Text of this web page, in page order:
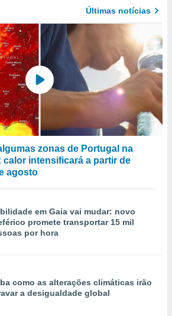
Últimas notícias
zonas de Portugal na
calor intensificará a partir de
agosto
em Gaia vai mudar: novo
promete transportar 15 mil
por hora
como as alterações climáticas irão
a desigualdade global